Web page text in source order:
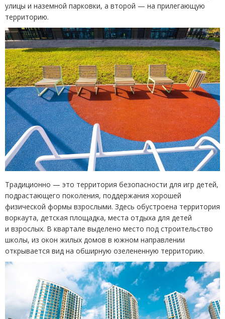
улицы и наземной парковки, а второй — на прилегающую
территорию.
Традиционно — это территория безопасности для игр детей,
подрастающего поколения, поддержания хорошей
физической формы взрослыми. Здесь обустроена территория
воркаута, детская площадка, места отдыха для детей
и взрослых. В квартале выделено место под строительство
школы, из окон жилых домов в южном направлении
открывается вид на обширную озелененную территорию.